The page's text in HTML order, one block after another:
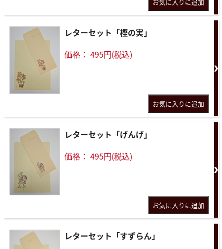
レターセット「樫の実」
価格： 495円(税込)
レターセット「げんげ」
価格： 495円(税込)
レターセット「すずらん」